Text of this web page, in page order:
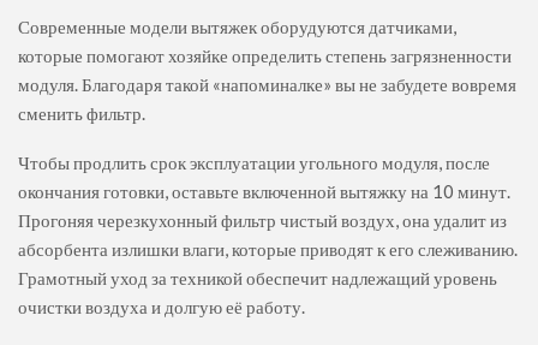
Современные модели вытяжек оборудуются датчиками,
которые помогают хозяйке определить степень загрязненности
модуля. Благодаря такой «напоминалке» вы не забудете вовремя
сменить фильтр.
Чтобы продлить срок эксплуатации угольного модуля, после
окончания готовки, оставьте включенной вытяжку на 10 минут.
Прогоняя черезкухонный фильтр чистый воздух, она удалит из
абсорбента излишки влаги, которые приводят к его слеживанию.
Грамотный уход за техникой обеспечит надлежащий уровень
очистки воздуха и долгую её работу.